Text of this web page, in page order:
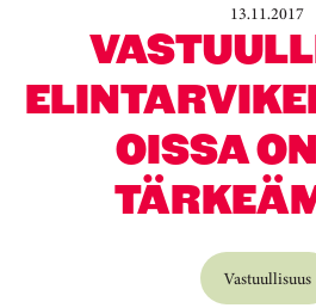
13.11.2017
OISSA
Vastuullisuus